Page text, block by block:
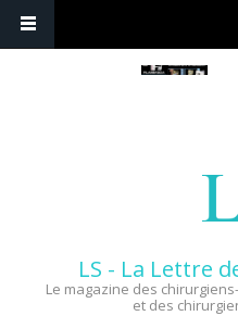
LS - La Lettre
Le magazine des
et des